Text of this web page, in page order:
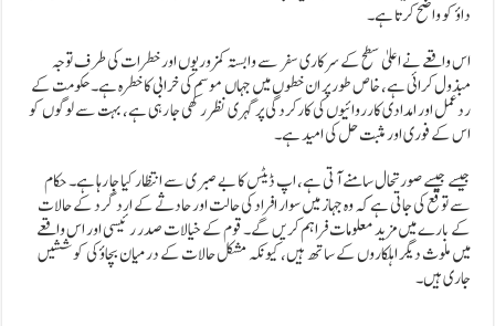
داؤ کو واضح کرتا ہے۔
اس واقعے نے اعلیٰ سطح کے سرکاری سفر سے وابستہ کمزوریوں اور خطرات کی طرف توجہ
مبذول کرائی ہے، خاص طور پر ان خطوں میں جہاں موسم کی خرابی کا خطرہ ہے۔ حکومت کے
ردعمل اور امدادی کارروائیوں کی کارکردگی پر گہری نظر رکھی جا رہی ہے، بہت سے لوگوں کو
اس کے فوری اور مثبت حل کی امید ہے۔
جیسے جیسے صورتحال سامنے آتی ہے، اپ ڈیٹس کا بے صبری سے انتظار کیا جا رہا ہے۔ حکام
سے توقع کی جاتی ہے کہ وہ جہاز میں سوار افراد کی حالت اور حادثے کے ارد گرد کے حالات
کے بارے میں مزید معلومات فراہم کریں گے۔ قوم کے خیالات صدر رئیسی اور اس واقعے
میں ملوث دیگر اہلکاروں کے ساتھ ہیں، کیونکہ مشکل حالات کے درمیان بچاؤ کی کوششیں
جاری ہیں۔